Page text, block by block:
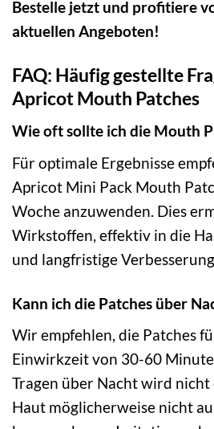
Bestelle jetzt und profitiere
aktuellen Angeboten!
FAQ: Häufig gestellte
Apricot Mouth Patches
Wie oft sollte ich die Mouth
Für optimale Ergebnisse
Apricot Mini Pack Mouth
Woche anzuwenden. Dies
Wirkstoffen, effektiv in die
und langfristige
Kann ich die Patches über
Wir empfehlen, die Patches
Einwirkzeit von 30-60
Tragen über Nacht wird nicht
Haut möglicherweise nicht